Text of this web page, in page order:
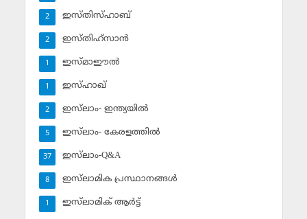
ഇസ്തിസ്ഹാബ്
2
ഇസ്തിഹ്‌സാന്‍
2
ഇസ്മാഈല്‍
1
ഇസ്ഹാഖ്‌
1
ഇസ്‌ലാം- ഇന്ത്യയില്‍
2
ഇസ്‌ലാം- കേരളത്തില്‍
5
ഇസ്‌ലാം-Q&A
37
ഇസ്‌ലാമിക പ്രസ്ഥാനങ്ങള്‍
8
ഇസ്‌ലാമിക് ആര്‍ട്ട്
1